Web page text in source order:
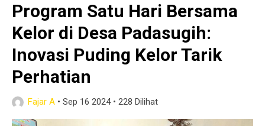
Program Satu Hari Bersama
Kelor di Desa Padasugih:
Inovasi Puding Kelor Tarik
Perhatian
Fajar A • Sep 16 2024• 228 Dilihat